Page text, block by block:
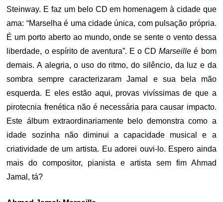
Steinway. E faz um belo CD em homenagem à cidade que
ama: “Marselha é uma cidade única, com pulsação própria.
É um porto aberto ao mundo, onde se sente o vento dessa
liberdade, o espírito de aventura”. E o CDMarseille é bom
demais. A alegria, o uso do ritmo, do silêncio, da luz e da
sombra sempre caracterizaram Jamal e sua bela mão
esquerda. E eles estão aqui, provas vivíssimas de que a
pirotecnia frenética não é necessária para causar impacto.
Este álbum extraordinariamente belo demonstra como a
idade sozinha não diminui a capacidade musical e a
criatividade de um artista. Eu adorei ouvi-lo. Espero ainda
mais do compositor, pianista e artista sem fim Ahmad
Jamal, tá?